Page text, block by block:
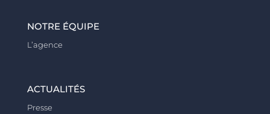
NOTRE ÉQUIPE
L’agence
ACTUALITÉS
Presse